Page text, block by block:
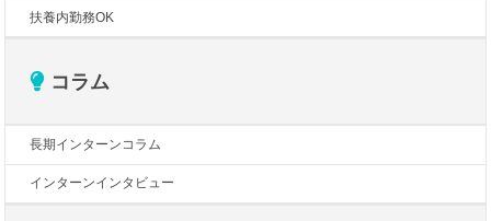
扶養内勤務OK
コラム
長期インターンコラム
インターンインタビュー